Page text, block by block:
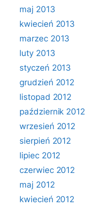
maj 2013
kwiecień 2013
marzec 2013
luty 2013
styczeń 2013
grudzień 2012
listopad 2012
październik 2012
wrzesień 2012
sierpień 2012
lipiec 2012
czerwiec 2012
maj 2012
kwiecień 2012